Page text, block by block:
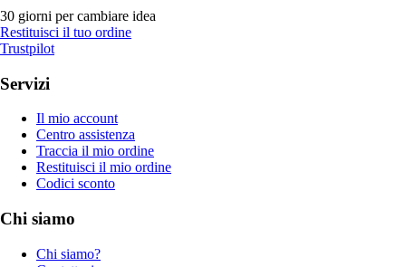
30 giorni per cambiare idea
Restituisci il tuo ordine
Trustpilot
Servizi
Il mio account
Centro assistenza
Traccia il mio ordine
Restituisci il mio ordine
Codici sconto
Chi siamo
Chi siamo?